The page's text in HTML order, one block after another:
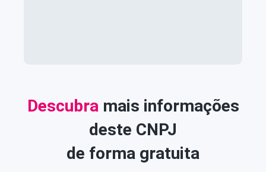
Descubra mais informações
deste CNPJ
de forma gratuita